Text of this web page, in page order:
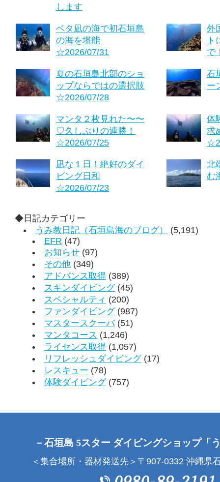
します
ベタ凪の海で初石垣島
の海を堪能
☆2026/07/31
外
ト
で
夏の石垣島北部のショ
ップならではの選択肢
☆2026/07/28
石
ー
マンタ２枚見れた〜〜
♡久しぶりの連勝！
☆2026/07/25
体
求
凪な１日！絶好のダイ
ビング日和
☆2026/07/23
北
む
◆日記カテゴリー
うみ教日記（石垣島海のブログ）
(5,191)
EFR (47)
お知らせ (97)
その他 (349)
アドバンス取得 (389)
スキンダイビング(45)
スペシャルティ (200)
ファンダイビング(987)
マスタースクーバ(51)
マンタコース (1,246)
ライセンス取得 (1,057)
リフレッシュダイビング(17)
レスキュー (78)
体験ダイビング(757)
－石垣島 5スター ダイビングショップ「
＜集合場所・器材発送先＞〒907-0332 沖縄県